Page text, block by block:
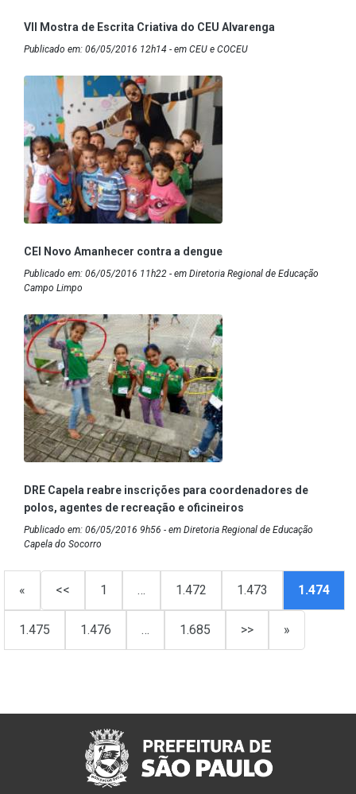
VII Mostra de Escrita Criativa do CEU Alvarenga
Publicado em: 06/05/2016 12h14 - em CEU e COCEU
CEI Novo Amanhecer contra a dengue
Publicado em: 06/05/2016 11h22 - em Diretoria Regional de Educação
Campo Limpo
DRE Capela reabre inscrições para coordenadores de
polos, agentes de recreação e oficineiros
Publicado em: 06/05/2016 9h56 - em Diretoria Regional de Educação
Capela do Socorro
« << 1 … 1.472 1.473 1.474
1.475 1.476 … 1.685 >> »